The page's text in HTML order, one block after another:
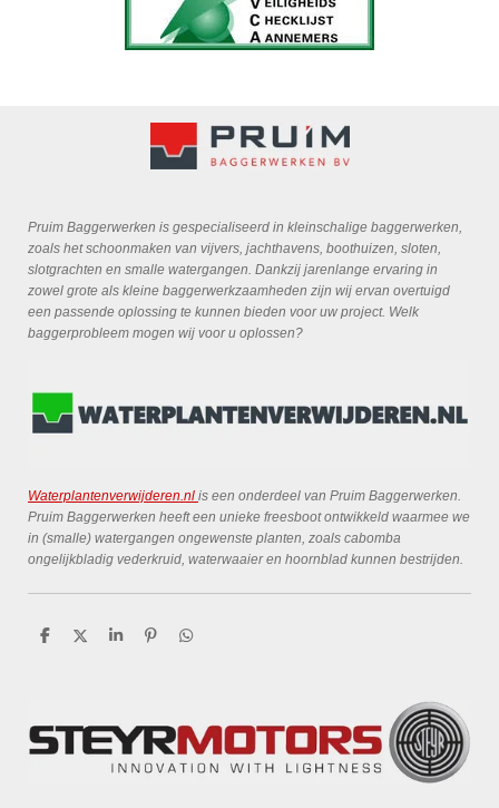
Pruim Baggerwerken is gespecialiseerd in kleinschalige baggerwerken,
zoals het schoonmaken van vijvers, jachthavens, boothuizen, sloten,
slotgrachten en smalle watergangen. Dankzij jarenlange ervaring in
zowel grote als kleine baggerwerkzaamheden zijn wij ervan overtuigd
een passende oplossing te kunnen bieden voor uw project. Welk
baggerprobleem mogen wij voor u oplossen?
Waterplantenverwijderen.nl is een onderdeel van Pruim Baggerwerken.
Pruim Baggerwerken heeft een unieke freesboot ontwikkeld waarmee we
in (smalle) watergangen ongewenste planten, zoals cabomba
ongelijkbladig vederkruid, waterwaaier en hoornblad kunnen bestrijden.
D
D
S
P
D